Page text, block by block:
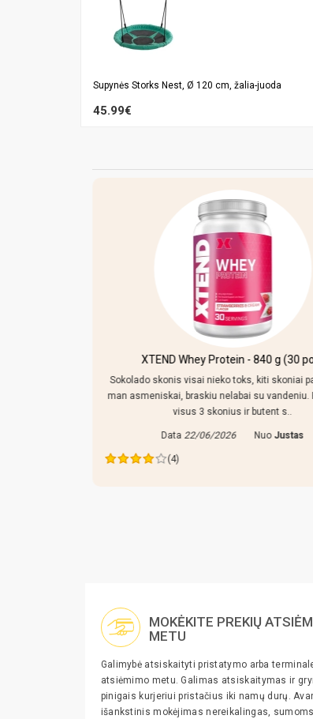
Supynės Storks Nest, Ø 120 cm, žalia-juoda
45.99€
XTEND Whey Protein - 840 g (30
Sokolado skonis visai nieko toks, kiti skoniai
man asmeniskai, braskiu nelabai su vandeniu.
visus 3 skonius ir butent s..
Data 22/06/2026 Nuo Justas
(4)
MOKĖKITE PREKIŲ
METU
Galimybė atsiskaityti pristatymo arba
atsiėmimo metu. Galimas atsiskaitymas ir
pinigais kurjeriui pristačius iki namų durų.
išankstinis mokėjimas nereikalingas,